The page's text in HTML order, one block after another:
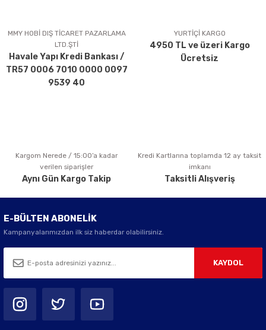
Ürün açıklamasında eksik bilgiler bulunuyor.
Ürün bilgilerinde hatalar bulunuyor.
Ürün fiyatı diğer sitelerden daha pahalı.
Bu ürüne benzer farklı alternatifler olmalı.
Gönder
MMY HOBİ DIŞ TİCARET PAZARLAMA
LTD.ŞTİ
Havale Yapı Kredi Bankası /
TR57 0006 7010 0000 0097
9539 40
YURTİÇİ KARGO
4950 TL ve üzeri Kargo
Ücretsiz
Kargom Nerede / 15:00’a kadar
verilen siparişler
Aynı Gün Kargo Takip
Kredi Kartlarına toplamda 12 ay taksit
imkanı
Taksitli Alışveriş
E-BÜLTEN ABONELİK
Kampanyalarımızdan ilk siz haberdar olabilirsiniz.
KAYDOL